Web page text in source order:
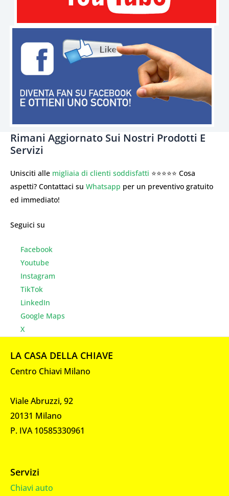
Rimani Aggiornato Sui Nostri Prodotti E
Servizi
Unisciti alle migliaia di clienti soddisfatti ⭐⭐⭐⭐⭐ Cosa
aspetti? Contattaci su Whatsapp per un preventivo gratuito
ed immediato!
Seguici su
Facebook
Youtube
Instagram
TikTok
LinkedIn
Google Maps
X
LA CASA DELLA CHIAVE
Centro Chiavi Milano
Viale Abruzzi, 92
20131 Milano
P. IVA 10585330961
Servizi
Chiavi auto